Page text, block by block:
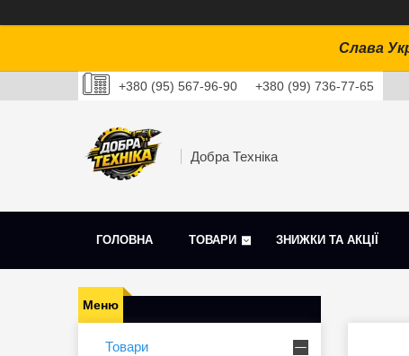
Слава
+380 (95) 567-96-90 +380 (99) 736-77-65
Добра Техніка
ГОЛОВНА ТОВАРИ ЗНИЖКИ ТА АКЦІЇ
Товари